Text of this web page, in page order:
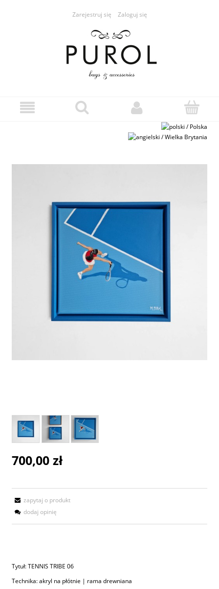
Zarejestruj się Zaloguj się
700,00 zł
zapytaj o produkt
dodaj opinię
Tytuł: TENNIS TRIBE 06
Technika: akryl na płótnie | rama drewniana